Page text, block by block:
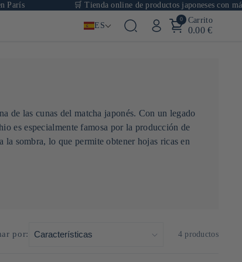
🛒 Tienda online de productos japoneses con más
ES
0 Carrito
0.00 €
de las cunas del matcha japonés. Con un legado
es especialmente famosa por la producción de
sombra, lo que permite obtener hojas ricas en
Aoi Seicha se posiciona como mucho más que
amantes y curiosos de todo el mundo.
por: 4 productos